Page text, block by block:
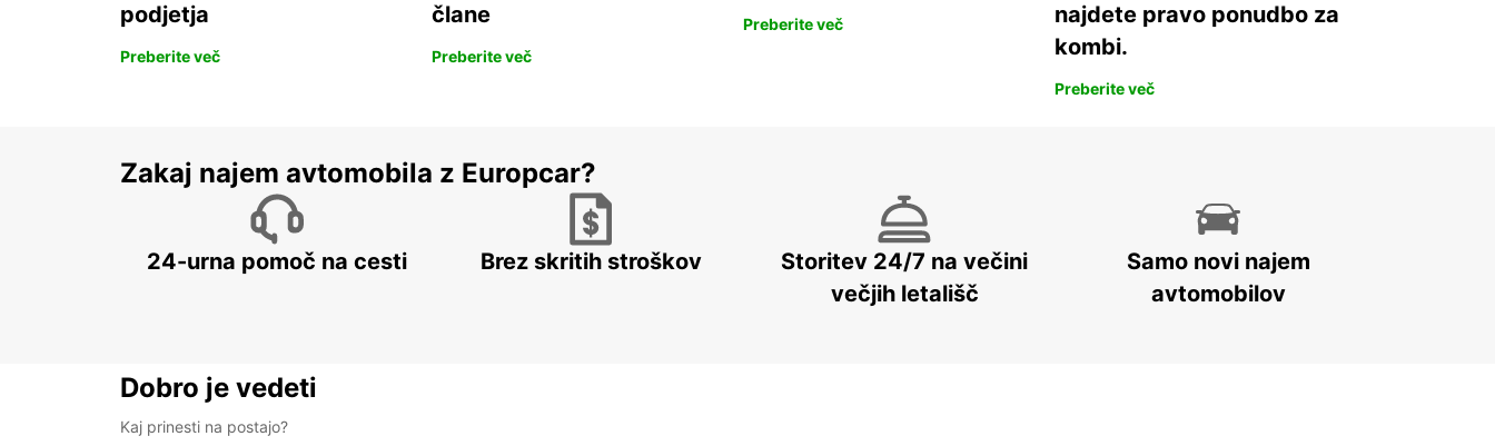
podjetja
Preberite več
člane
Preberite več
Preberite več
najdete pravo ponudbo za
kombi.
Preberite več
Zakaj najem avtomobila z Europcar?
24-urna pomoč na cesti Brez skritih stroškov
Storitev 24/7 na večini
večjih letališč
Samo novi najem
avtomobilov
Dobro je vedeti
Kaj prinesti na postajo?